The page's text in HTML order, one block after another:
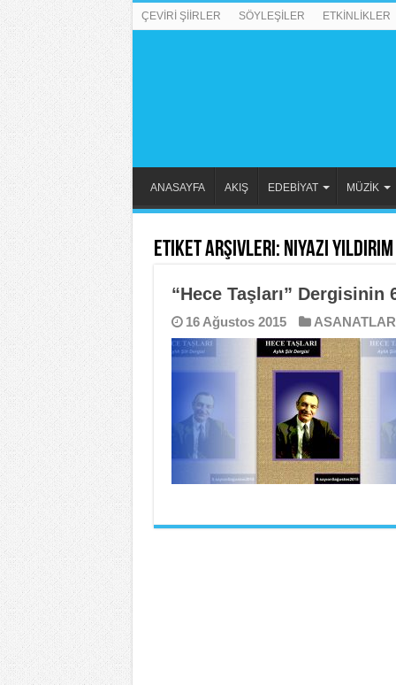
ÇEVİRİ ŞİİRLER SÖYLEŞİLER ETKİNLİKLER
ANASAYFA AKIŞ EDEBİYAT MÜZİK
Etiket Arşivleri: Niyazi
“Hece Taşları” Dergisinin
16 Ağustos 2015 ASANATLAR